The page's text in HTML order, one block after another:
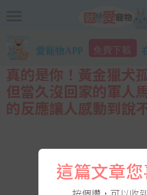
愛寵物APP 免費下載
真的是你！黃金獵犬
但當久沒回家的軍人
的反應讓人感動到說
這篇文章